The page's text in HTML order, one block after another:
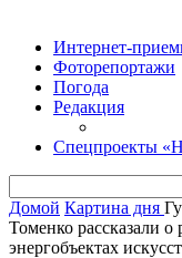
Интернет-
Фоторепортажи
Погода
Редакция
Спецпроекты
Домой Картина дня
Томенко рассказали о
энергобъектах